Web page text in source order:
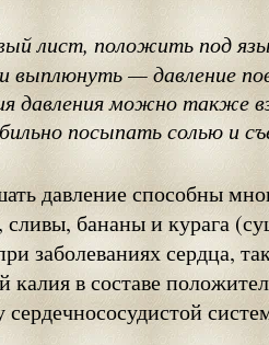
лист, положить под
выплюнуть — давление
давления можно также
посыпать солью и
давление способны
бананы и курага
заболеваниях сердца,
калия в составе
сердечнососудистой